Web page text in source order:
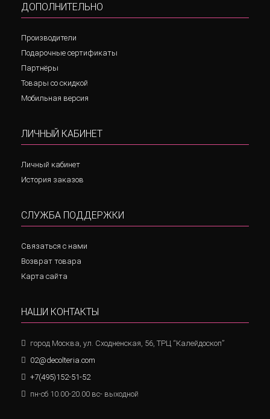
ДОПОЛНИТЕЛЬНО
Производители
Подарочные сертификаты
Партнёры
Товары со скидкой
Мобильная версия
ЛИЧНЫЙ КАБИНЕТ
Личный кабинет
История заказов
СЛУЖБА ПОДДЕРЖКИ
Связаться с нами
Возврат товара
Карта сайта
НАШИ КОНТАКТЫ
город Москва, ул. Сходненская, 56, ТРЦ “Калейдоскоп”
02@decolteria.com
+7(495)152-51-52
пн-сб 10.00-20.00 вс- выходной